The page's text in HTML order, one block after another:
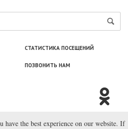
СТАТИСТИКА ПОСЕЩЕНИЙ
ПОЗВОНИТЬ НАМ
Новоcтей», 2003—2026.
have the best experience on our website. If